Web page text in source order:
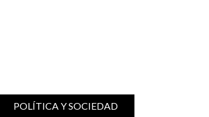
POLÍTICA Y SOCIEDAD